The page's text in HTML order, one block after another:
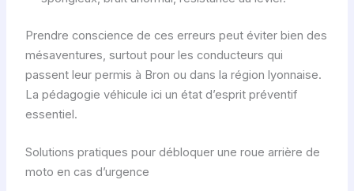
Prendre conscience de ces erreurs peut éviter bien des
mésaventures, surtout pour les conducteurs qui
passent leur permis à Bron ou dans la région lyonnaise.
La pédagogie véhicule ici un état d’esprit préventif
essentiel.
Solutions pratiques pour débloquer une roue arrière de
moto en cas d’urgence